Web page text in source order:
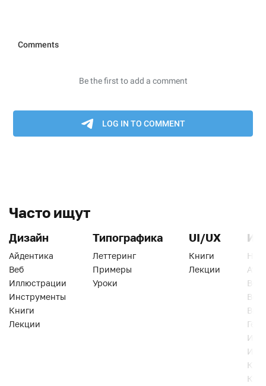
Часто ищут
Дизайн
Айдентика
Веб
Иллюстрации
Инструменты
Книги
Лекции
Типографика
Леттеринг
Примеры
Уроки
UI/UX
Книги
Лекции
Веб